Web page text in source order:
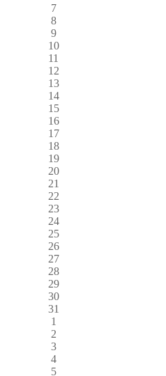
7
8
9
10
11
12
13
14
15
16
17
18
19
20
21
22
23
24
25
26
27
28
29
30
31
1
2
3
4
5